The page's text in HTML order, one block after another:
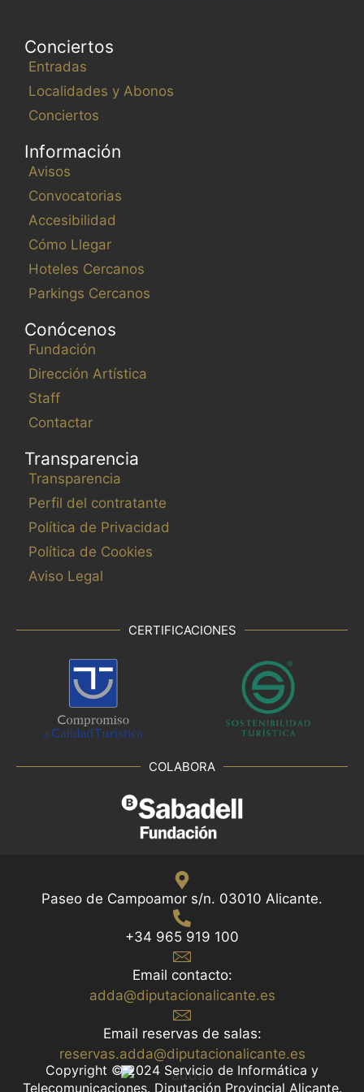
Conciertos
Entradas
Localidades y Abonos
Conciertos
Información
Avisos
Convocatorias
Accesibilidad
Cómo Llegar
Hoteles Cercanos
Parkings Cercanos
Conócenos
Fundación
Dirección Artística
Staff
Contactar
Transparencia
Transparencia
Perfil del contratante
Política de Privacidad
Política de Cookies
Aviso Legal
CERTIFICACIONES
COLABORA
Paseo de Campoamor s/n. 03010 Alicante.
+34 965 919 100
Email contacto:
adda@diputacionalicante.es
Email reservas de salas:
reservas.adda@diputacionalicante.es
Copyright © 2024 Servicio de Informática y
Telecomunicaciones. Diputación Provincial Alicante.